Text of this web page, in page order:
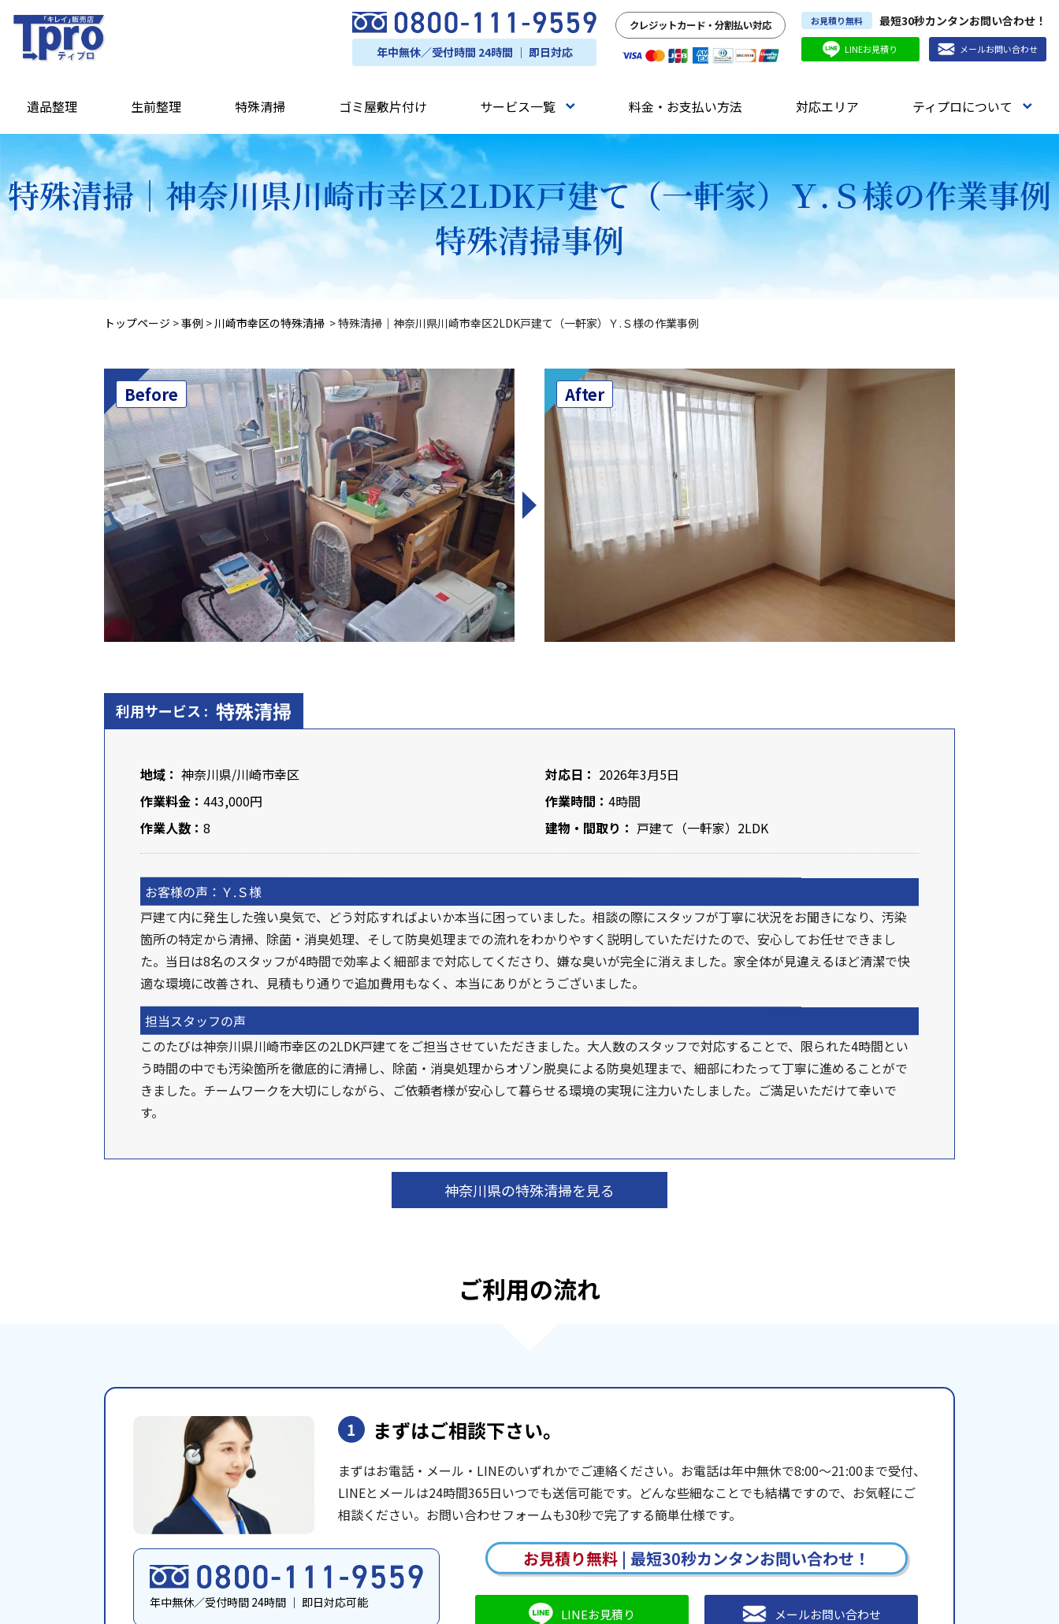
年中無休／受付時間 24時間 ｜ 即日対応
クレジットカード・分割払い対応 お見積り無料 最短30秒カンタンお問い合わせ！
LINEお見積り メールお問い合わせ
遺品整理 生前整理 特殊清掃 ゴミ屋敷片付け サービス一覧 料金・お支払い方法 対応エリア ティプロについて
特殊清掃｜神奈川県川崎市幸区2LDK戸建て（一軒家）Ｙ.Ｓ様の作業事例
特殊清掃事例
トップページ >事例 > 川崎市幸区の特殊清掃 >特殊清掃｜神奈川県川崎市幸区2LDK戸建て（一軒家）Ｙ.Ｓ様の作業事例
Before After
利用サービス : 特殊清掃
地域： 神奈川県/川崎市幸区
作業料金： 443,000円
作業人数： 8
対応日： 2026年3月5日
作業時間： 4時間
建物・間取り： 戸建て（一軒家）2LDK
お客様の声：Ｙ.Ｓ様
戸建て内に発生した強い臭気で、どう対応すればよいか本当に困っていました。相談の際にスタッフが丁寧に状況をお聞きになり、汚染
箇所の特定から清掃、除菌・消臭処理、そして防臭処理までの流れをわかりやすく説明していただけたので、安心してお任せできまし
た。当日は8名のスタッフが4時間で効率よく細部まで対応してくださり、嫌な臭いが完全に消えました。家全体が見違えるほど清潔で快
適な環境に改善され、見積もり通りで追加費用もなく、本当にありがとうございました。
担当スタッフの声
このたびは神奈川県川崎市幸区の2LDK戸建てをご担当させていただきました。大人数のスタッフで対応することで、限られた4時間とい
う時間の中でも汚染箇所を徹底的に清掃し、除菌・消臭処理からオゾン脱臭による防臭処理まで、細部にわたって丁寧に進めることがで
きました。チームワークを大切にしながら、ご依頼者様が安心して暮らせる環境の実現に注力いたしました。ご満足いただけて幸いで
す。
神奈川県の特殊清掃を見る
ご利用の流れ
1 まずはご相談下さい。
まずはお電話・メール・LINEのいずれかでご連絡ください。お電話は年中無休で8:00〜21:00まで受付、
LINEとメールは24時間365日いつでも送信可能です。どんな些細なことでも結構ですので、お気軽にご
相談ください。お問い合わせフォームも30秒で完了する簡単仕様です。
年中無休／受付時間 24時間 ｜ 即日対応可能
お見積り無料| 最短30秒カンタンお問い合わせ！
LINEお見積り メールお問い合わせ